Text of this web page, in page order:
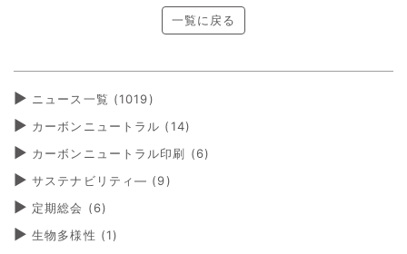
一覧に戻る
ニュース一覧 (1019)
カーボンニュートラル (14)
カーボンニュートラル印刷 (6)
サステナビリティ― (9)
定期総会 (6)
生物多様性 (1)